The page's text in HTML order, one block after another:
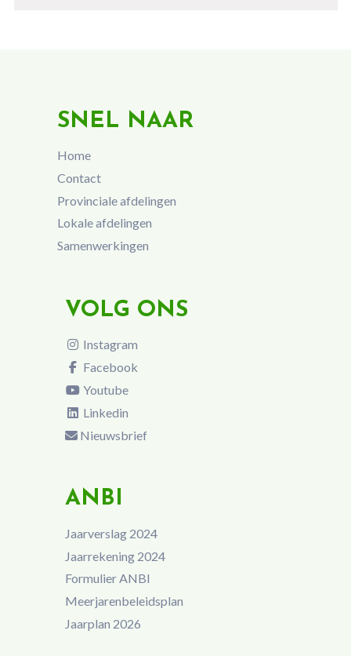
SNEL NAAR
Home
Contact
Provinciale afdelingen
Lokale afdelingen
Samenwerkingen
VOLG ONS
Instagram
Facebook
Youtube
Linkedin
Nieuwsbrief
ANBI
Jaarverslag 2024
Jaarrekening 2024
Formulier ANBI
Meerjarenbeleidsplan
Jaarplan 2026